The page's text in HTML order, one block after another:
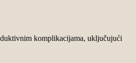
komplikacijama, uključujući